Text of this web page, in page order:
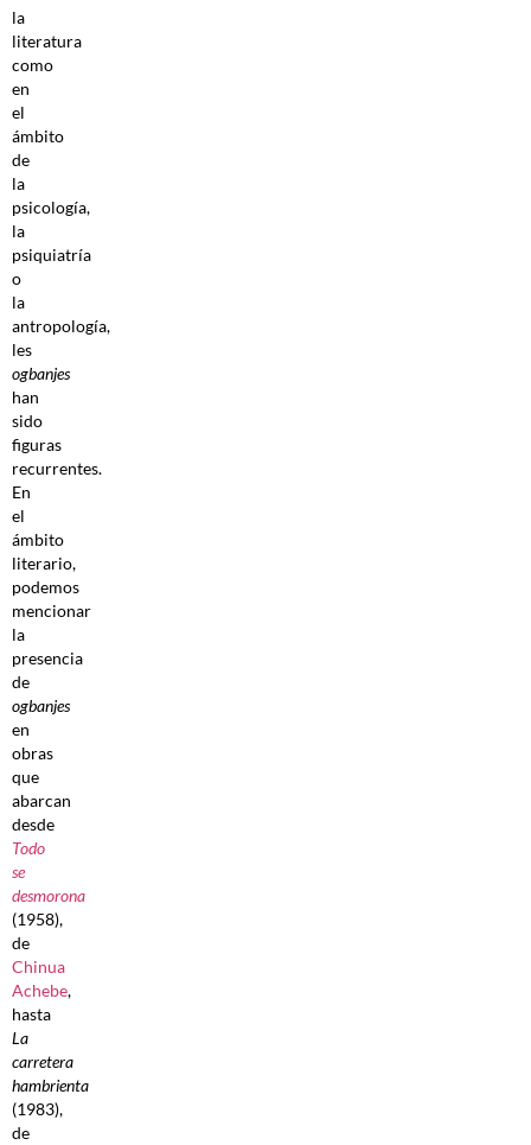
la
literatura
como
en
el
ámbito
de
la
psicología,
la
psiquiatría
o
la
antropología,
les
ogbanjes
han
sido
figuras
recurrentes.
En
el
ámbito
literario,
podemos
mencionar
la
presencia
de
ogbanjes
en
obras
que
abarcan
desde
Todo
se
desmorona
(1958),
de
Chinua
Achebe,
hasta
La
carretera
hambrienta
(1983),
de